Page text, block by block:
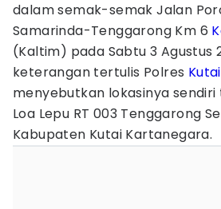
dalam semak-semak Jalan
Samarinda-Tenggarong Km 6
(Kaltim) pada Sabtu 3 Agustus
keterangan tertulis Polres
menyebutkan lokasinya
Loa Lepu RT 003 Tenggarong
Kabupaten Kutai Kartanegara.